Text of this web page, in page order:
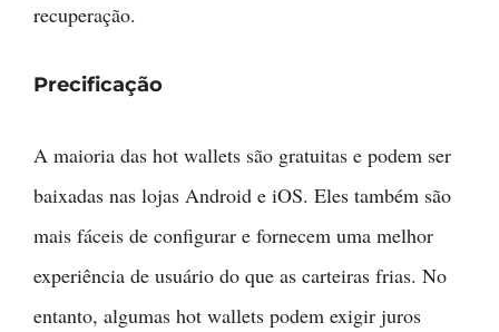
recuperação.
Precificação
A maioria das hot wallets são gratuitas e podem ser
baixadas nas lojas Android e iOS. Eles também são
mais fáceis de configurar e fornecem uma melhor
experiência de usuário do que as carteiras frias. No
entanto, algumas hot wallets podem exigir juros